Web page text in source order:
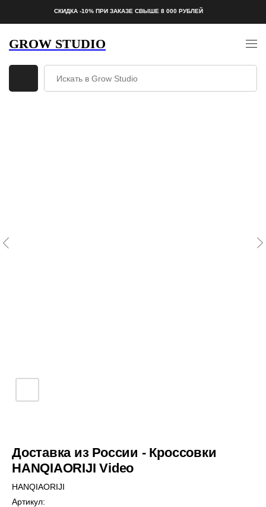
СКИДКА -10% ПРИ ЗАКАЗЕ СВЫШЕ 8 000 РУБЛЕЙ
GROW STUDIO
Доставка из России - Кроссовки
HANQIAORIJI Video
HANQIAORIJI
Артикул: